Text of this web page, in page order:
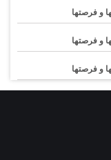
و فرصتها
و فرصتها
و فرصتها